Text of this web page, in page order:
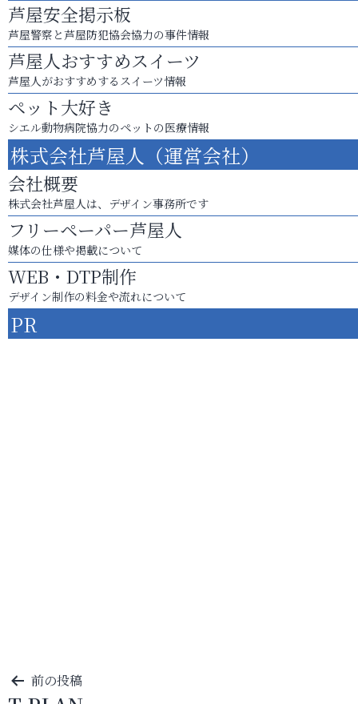
芦屋安全掲示板
芦屋警察と芦屋防犯協会協力の事件情報
芦屋人おすすめスイーツ
芦屋人がおすすめするスイーツ情報
ペット大好き
シエル動物病院協力のペットの医療情報
株式会社芦屋人（運営会社）
会社概要
株式会社芦屋人は、デザイン事務所です
フリーペーパー芦屋人
媒体の仕様や掲載について
WEB・DTP制作
デザイン制作の料金や流れについて
PR
投 前の投稿